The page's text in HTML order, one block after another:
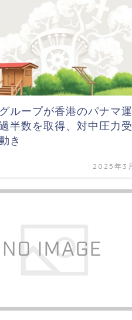
ループが香港のパナマ
半数を取得、対中圧力
き
2025年3